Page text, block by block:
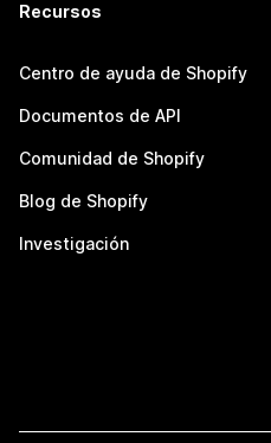
Recursos
Centro de ayuda de Shopify
Documentos de API
Comunidad de Shopify
Blog de Shopify
Investigación